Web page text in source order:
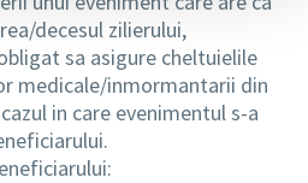
decesul zilierului,
sa asigure cheltuielile
medicale/inmormantarii din
in care evenimentul s-a